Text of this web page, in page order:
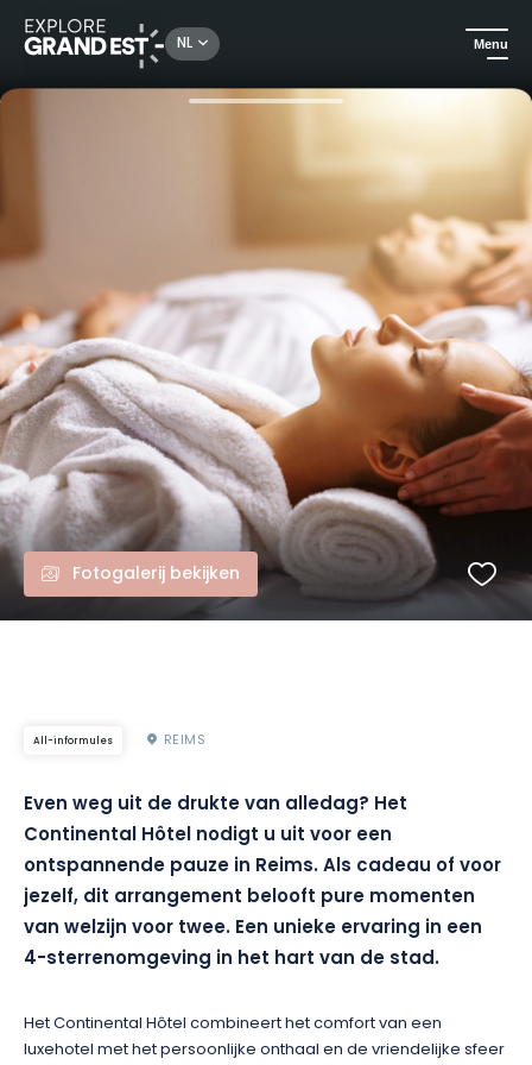
NL Menu
Kijk je ogen uit in de Grand Est Ontspannend verblijf in het Continental Hotel in Reims****
Fotogalerij bekijken
All-informules REIMS
Even weg uit de drukte van alledag? Het
Continental Hôtel nodigt u uit voor een
ontspannende pauze in Reims. Als cadeau of voor
jezelf, dit arrangement belooft pure momenten
van welzijn voor twee. Een unieke ervaring in een
4-sterrenomgeving in het hart van de stad.
Het Continental Hôtel combineert het comfort van een
luxehotel met het persoonlijke onthaal en de vriendelijke sfeer